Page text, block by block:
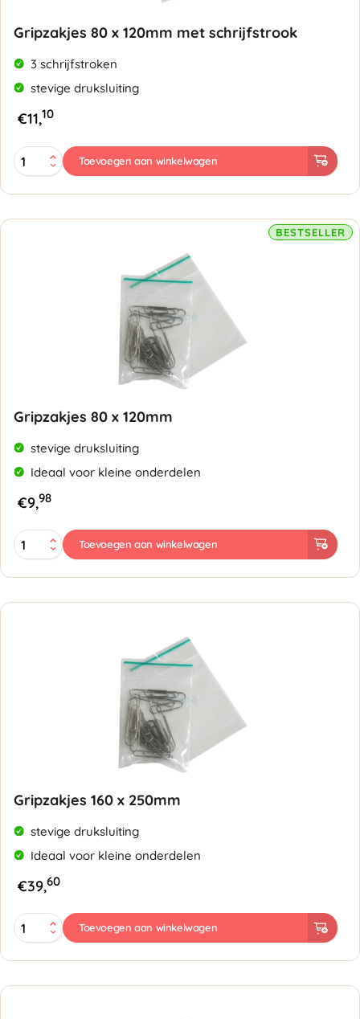
Gripzakjes 80 x 120mm met schrijfstrook
3 schrijfstroken
stevige druksluiting
€11,10
Gripzakjes
80
120mm
met
Toevoegen aan winkelwagen
BESTSELLER
Gripzakjes 80 x 120mm
stevige druksluiting
Ideaal voor kleine onderdelen
€9,98
Gripzakjes
80
120mm
-
Toevoegen aan winkelwagen
Gripzakjes 160 x 250mm
stevige druksluiting
Ideaal voor kleine onderdelen
€39,60
Gripzakjes
160
-
Toevoegen aan winkelwagen